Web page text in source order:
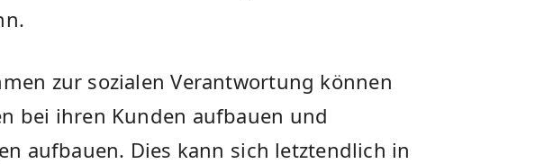
‍zur sozialen Verantwortung können
bei ihren‌ Kunden‌ aufbauen und
aufbauen. Dies kann ⁢sich letztendlich in